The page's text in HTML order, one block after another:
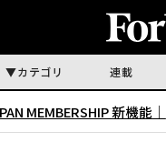
カテゴリ 連載
MEMBERSHIP 新機能｜